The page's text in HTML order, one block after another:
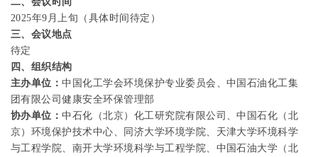
2025年9 月上旬（具体时间待定）
三、会议地点
待定
四、组织结构
主办单位：中国化工学会环境保护专业委员会、中国石油化工集
团有限公司健康安全环保管理部
协办单位：中石化（北京）化工研究院有限公司、中国石化（北
京）环境保护技术中心、同济大学环境学院、天津大学环境科学
与工程学院、南开大学环境科学与工程学院、中国石油大学（北